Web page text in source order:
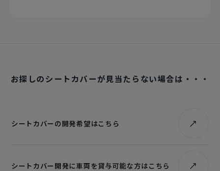
お探しのシートカバーが見当たらない場合は・・・
シートカバーの開発希望はこちら
シートカバー開発に車両を貸与可能な方はこちら